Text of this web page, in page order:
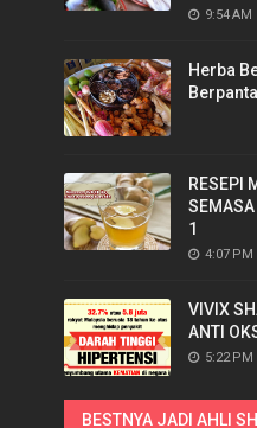
9:54 AM
Herba
RESEPI
SEMASA
1
4:07 PM
VIVIX
ANTI
5:22 PM
BESTNYA JADI AHLI